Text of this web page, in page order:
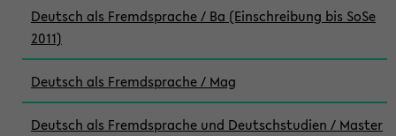
Deutsch als Fremdsprache / Ba (Einschreibung bis SoSe
2011)
Deutsch als Fremdsprache / Mag
Deutsch als Fremdsprache und Deutschstudien / Master